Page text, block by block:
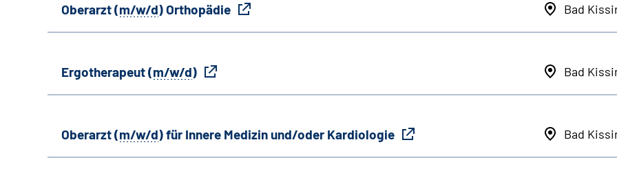
Oberarzt (m/w/d) Orthopädie Bad
Ergotherapeut (m/w/d) Bad
Oberarzt (m/w/d) für Innere Medizin und/oder Kardiologie Bad